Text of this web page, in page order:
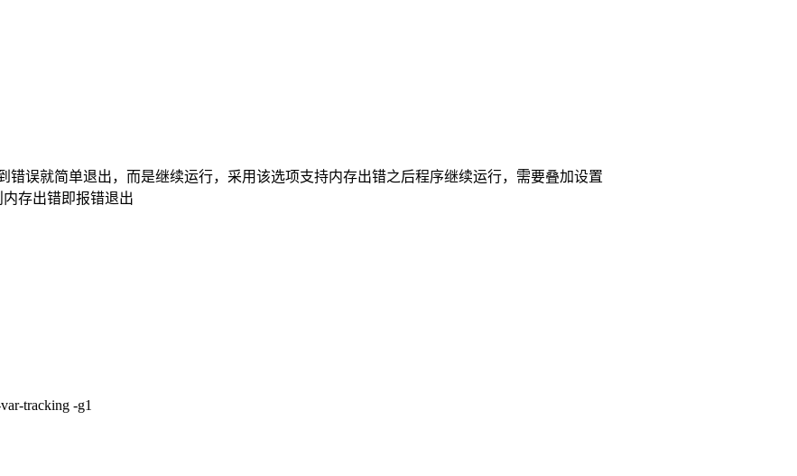
错误就简单退出，而是继续运行，采用该选项支持内存出错之后程序继续运行，需要叠加设置
内存出错即报错退出
tracking -g1